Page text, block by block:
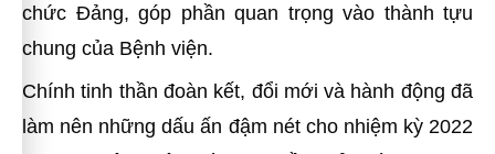
chức Đảng, góp phần quan trọng vào thành tựu
chung của Bệnh viện.
Chính tinh thần đoàn kết, đổi mới và hành động đã
làm nên những dấu ấn đậm nét cho nhiệm kỳ 2022